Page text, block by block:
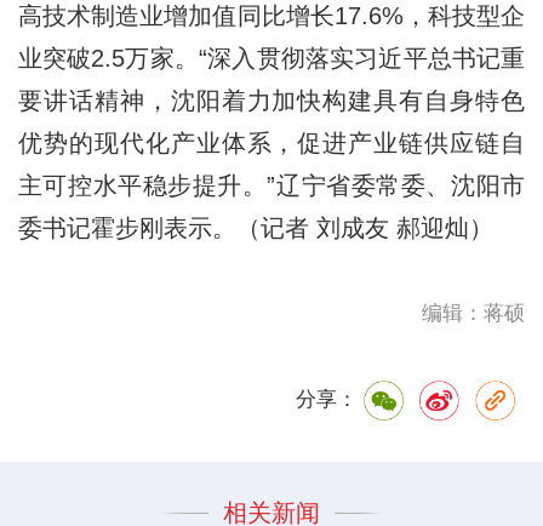
高技术制造业增加值同比增长17.6%，科技型企
业突破2.5万家。“深入贯彻落实习近平总书记重
要讲话精神，沈阳着力加快构建具有自身特色
优势的现代化产业体系，促进产业链供应链自
主可控水平稳步提升。”辽宁省委常委、沈阳市
委书记霍步刚表示。（记者 刘成友 郝迎灿）
编辑：蒋硕
分享：
相关新闻